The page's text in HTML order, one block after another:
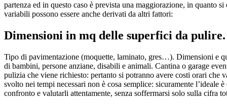
partenza ed in questo caso è prevista una maggiorazione, in quanto
variabili possono essere anche derivati da altri fattori:
Dimensioni in mq delle superfici da pulire.
Tipo di pavimentazione (moquette, laminato, gres…). Dimensioni e
di bambini, persone anziane, disabili e animali. Cantina o garage
pulizia che viene richiesto: pertanto si potranno avere costi orari che
svolto nei tempi necessari non è cosa semplice: sicuramente
confronto e valutarli attentamente, senza soffermarsi solo sulla cifra